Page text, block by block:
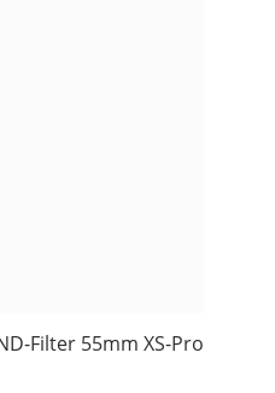
Filter 55mm XS-Pro